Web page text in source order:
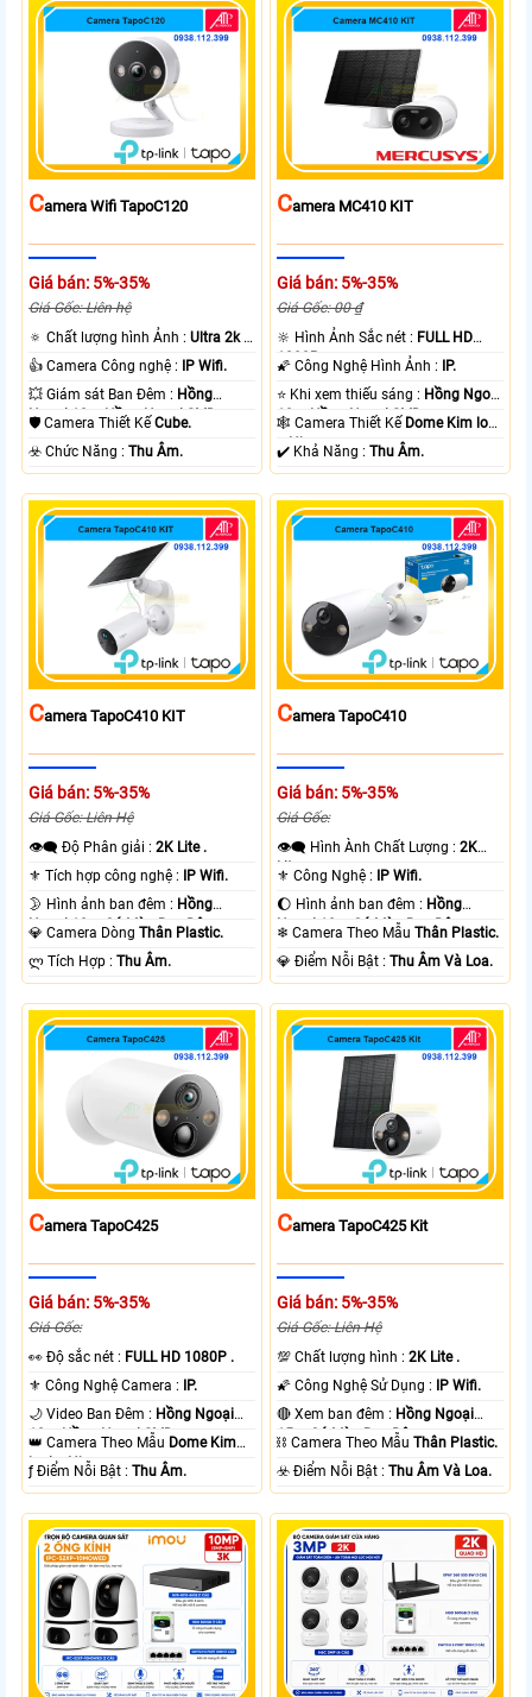
CAmera Wifi TapoC120
Giá bán: 5%-35%
Giá Gốc: Liên hệ
🔅 Chất lượng hình Ảnh :Ultra 2k +
.
👍 Camera Công nghệ :
IP Wifi.
💥 Giám sát Ban Đêm : Hồng
Ngoại 10m Hồng Ngoại SMD.
🛡 Camera Thiết KếCube.
️☣️ Chức Năng :Thu Âm.
CAmera MC410 KIT
Giá bán: 5%-35%
Giá Gốc: 00 ₫
🔆 Hình Ảnh Sắc nét : FULL HD
1080P .
🌠 Công Nghệ Hình Ảnh :
IP.
⭐ Khi xem thiếu sáng : Hồng Ngoại
10m Hồng Ngoại SMD.
🕸️ Camera Thiết Kế Dome Kim loại
+ Nhựa.
️✔️ Khả Năng :Thu Âm.
CAmera TapoC410 KIT
Giá bán: 5%-35%
Giá Gốc: Liên Hệ
👁️‍🗨 Độ Phân giải :2K Lite .
⚜️ Tích hợp công nghệ :
IP Wifi.
🌛 Hình ảnh ban đêm : Hồng
Ngoại 10m Có Màu Ban Ðêm.
💎 Camera DòngThân Plastic.
️ლ Tích Hợp :Thu Âm.
CAmera TapoC410
Giá bán: 5%-35%
Giá Gốc:
👁️‍🗨 Hình Ành Chất Lượng :2K
Lite .
⚜️ Công Nghệ :
IP Wifi.
🌔 Hình ảnh ban đêm : Hồng
Ngoại 10m Có Màu Ban Ðêm.
❄ Camera Theo MẫuThân Plastic.
️💎 Điểm Nỗi Bật :Thu Âm Và Loa.
CAmera TapoC425
Giá bán: 5%-35%
Giá Gốc:
️👀 Độ sắc nét : FULL HD 1080P .
⚜️ Công Nghệ Camera :
IP.
🌙 Video Ban Đêm : Hồng Ngoại
10m Hồng Ngoại SMD.
👑 Camera Theo Mẫu Dome Kim
loại + Nhựa.
️ƒ Điểm Nỗi Bật :Thu Âm.
CAmera TapoC425 Kit
Giá bán: 5%-35%
Giá Gốc: Liên Hệ
💯 Chất lượng hình :2K Lite .
🌠 Công Nghệ Sử Dụng :
IP Wifi.
🔴 Xem ban đêm : Hồng Ngoại
15m Có Màu Ban Ðêm.
⛓ Camera Theo MẫuThân Plastic.
️☣️ Điểm Nỗi Bật :Thu Âm Và Loa.